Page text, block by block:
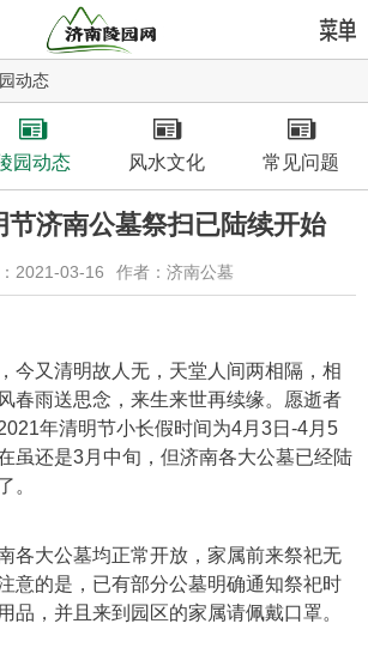
动态
园动态 风水文化 常见问题
节济南公墓祭扫已陆续开始
2021-03-16 作者：济南公墓
今又清明故人无，天堂人间两相隔，相
春雨送思念，来生来世再续缘。愿逝者
年清明节小长假时间为4月3日-4月5
虽还是3月中旬，但济南各大公墓已经陆
。
各大公墓均正常开放，家属前来祭祀无
意的是，已有部分公墓明确通知祭祀时
品，并且来到园区的家属请佩戴口罩。